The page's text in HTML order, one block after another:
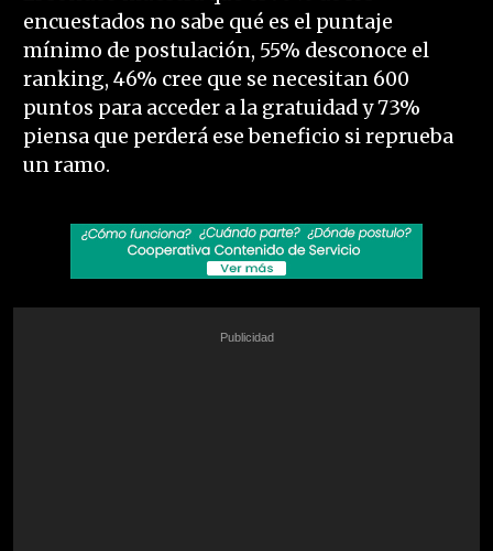
encuestados no sabe qué es el puntaje
mínimo de postulación, 55% desconoce el
ranking, 46% cree que se necesitan 600
puntos para acceder a la gratuidad y 73%
piensa que perderá ese beneficio si reprueba
un ramo.